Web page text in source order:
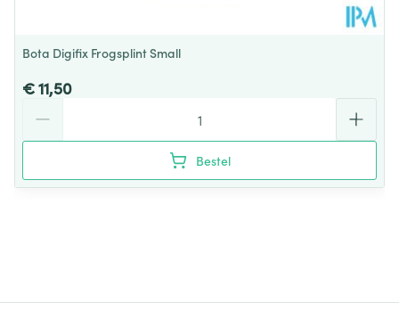
Bota Digifix Frogsplint Small
€ 11,50
Bestel